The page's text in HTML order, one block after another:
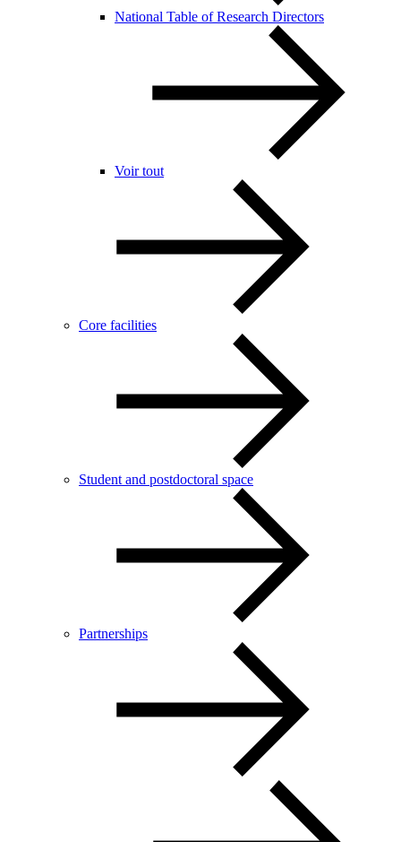
National Table of Research Directors
Voir tout
Core facilities
Student and postdoctoral space
Partnerships